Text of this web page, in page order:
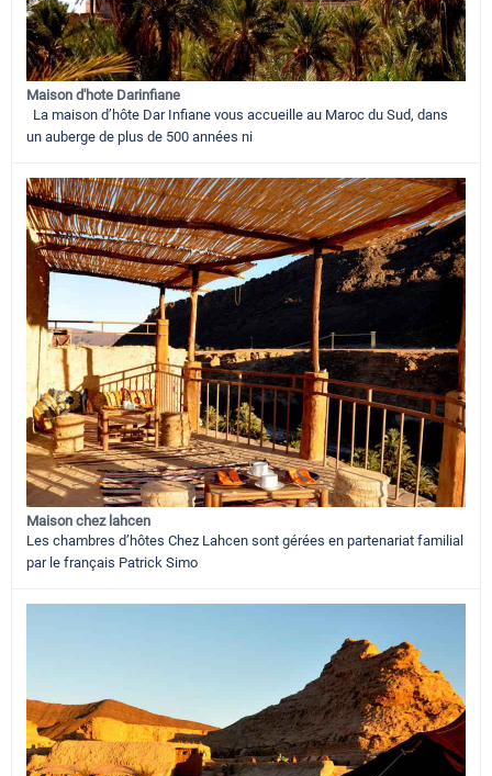
Maison d'hote Darinfiane
La maison d’hôte Dar Infiane vous accueille au Maroc du Sud, dans
un auberge de plus de 500 années ni
Maison chez lahcen
Les chambres d’hôtes Chez Lahcen sont gérées en partenariat familial
par le français Patrick Simo